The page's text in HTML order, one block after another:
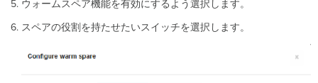
ッ
上
VRRP
ウォームスペア機能を有効にするよう選択します。
スペアの役割を持たせたいスイッチを選択します。